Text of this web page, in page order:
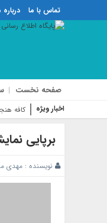
تماس با ما درباره
صفحه نخست
اخبار ویژه کافه
برپایی
نویسنده : مهدی